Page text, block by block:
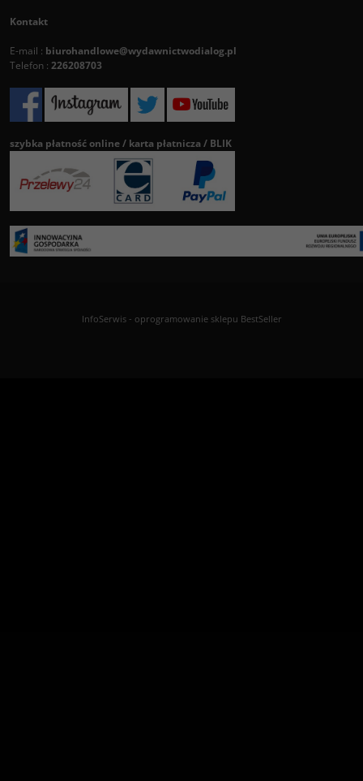
Kontakt
E-mail : biurohandlowe@wydawnictwodialog.pl
Telefon : 226208703
szybka płatność online / karta płatnicza / BLIK
InfoSerwis- oprogramowanie sklepu BestSeller